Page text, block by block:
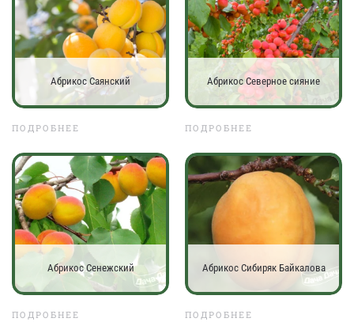
Абрикос Саянский
ПОДРОБНЕЕ
Абрикос Северное сияние
ПОДРОБНЕЕ
Абрикос Сенежский
ПОДРОБНЕЕ
Абрикос Сибиряк Байкалова
ПОДРОБНЕЕ